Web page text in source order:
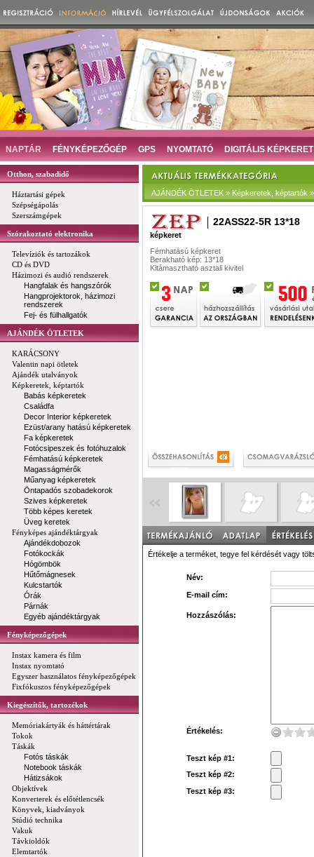
NAPTÁR FÉNYKÉPEZŐGÉP GPS NYOMTATÓ DIGITÁLIS KÉPKERET
Otthon, szabadidő
Háztartási gépek
Szépségápolás
Szerszámgépek
Szórakoztató elektronika
Televíziók és tartozákok
CD és DVD
Házimozi és audió rendszerek
Hangfalak és hangszórók
Hangprojektorok, házimozi
rendszerek
Fej- és fülhallgatók
AJÁNDÉK ÖTLETEK
KARÁCSONY
Valentin napi ötletek
Ajándék utalványok
Képkeretek, képtartók
Babás képkeretek
Családfa
Decor Interior képkeretek
Ezüst/arany hatású képkeretek
Fa képkeretek
Fotócsipeszek és fotóhuzalok
Fémhatású képkeretek
Magasságmérők
Műanyag képkeretek
Öntapadós szobadekorok
Szives képkeretek
Több képes keretek
Üveg keretek
Fényképes ajándéktárgyak
Ajándékdobozok
Fotókockák
Hógömbök
Hűtőmágnesek
Kulcstartók
Órák
Párnák
Egyéb ajándéktárgyak
Fényképezőgépek
Instax kamera és film
Instax nyomtató
Egyszer használatos fényképezőgépek
Fixfókuszos fényképezőgépek
Kiegészítők, tartozékok
Memóriakártyák és háttértárak
Tokok
Táskák
Fotós táskák
Notebook táskák
Hátizsákok
Objektívek
Konverterek és előtétlencsék
Könyvek, kiadványok
Stúdió technika
Vakuk
Távkioldók
Elemtartók
AJÁNDÉK ÖTLETEK » Képkeretek, képtartók
22ASS22-5R 13*18
képkeret
Fémhatású képkeret
Berakható kép: 13*18
Kitámasztható asztali kivitel
Értékelje a terméket, tegye fel kérdését vagy
Név:
E-mail cím:
Hozzászólás:
Értékelés:
Teszt kép #1:
Teszt kép #2:
Teszt kép #3: